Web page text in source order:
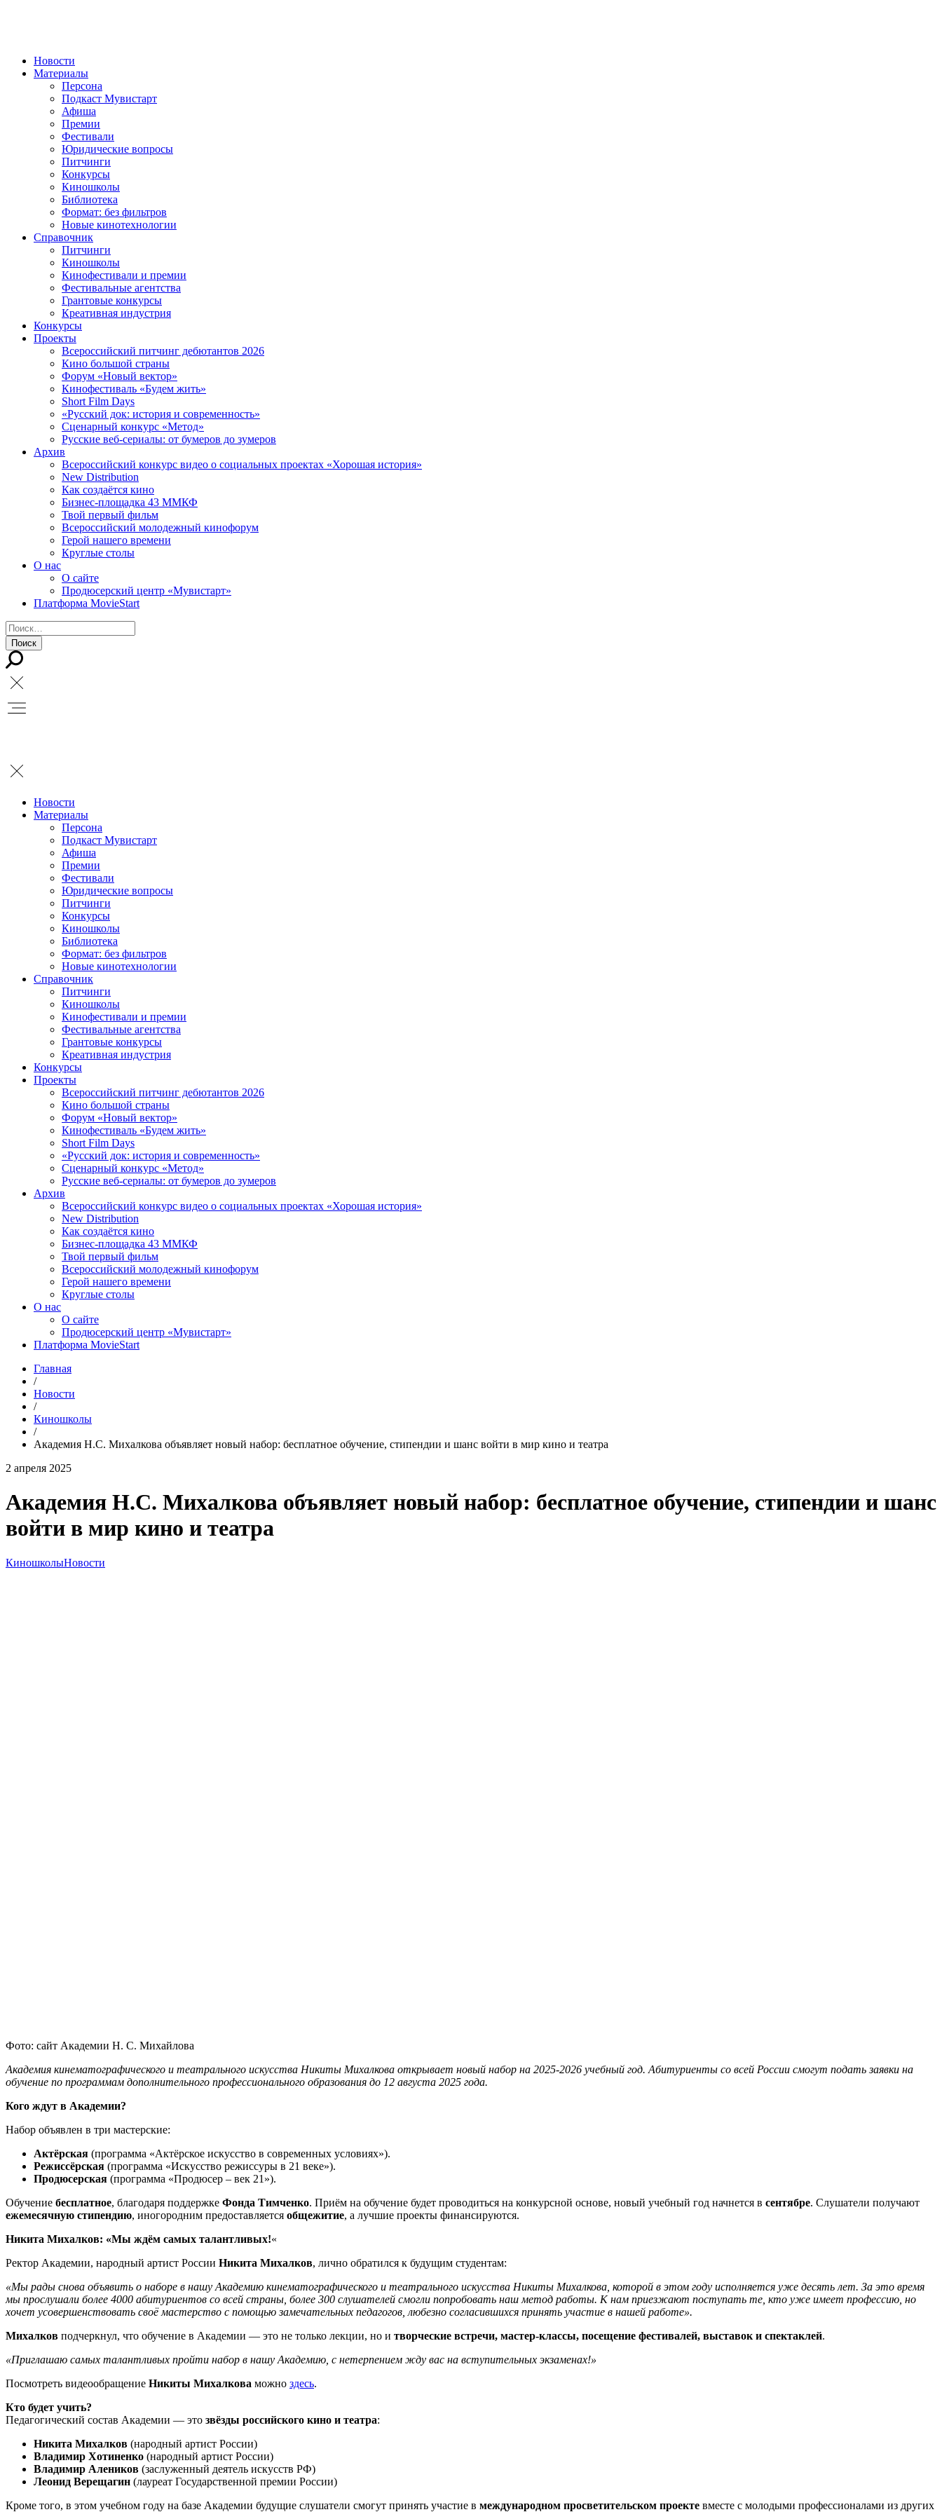
Новости
Материалы
Персона
Подкаст Мувистарт
Афиша
Премии
Фестивали
Юридические вопросы
Питчинги
Конкурсы
Киношколы
Библиотека
Формат: без фильтров
Новые кинотехнологии
Справочник
Питчинги
Киношколы
Кинофестивали и премии
Фестивальные агентства
Грантовые конкурсы
Креативная индустрия
Конкурсы
Проекты
Всероссийский питчинг дебютантов 2026
Кино большой страны
Форум «Новый вектор»
Кинофестиваль «Будем жить»
Short Film Days
«Русский док: история и современность»
Сценарный конкурс «Метод»
Русские веб-сериалы: от бумеров до зумеров
Архив
Всероссийский конкурс видео о социальных проектах «Хорошая история»
New Distribution
Как создаётся кино
Бизнес-площадка 43 ММКФ
Твой первый фильм
Всероссийский молодежный кинофорум
Герой нашего времени
Круглые столы
О нас
О сайте
Продюсерский центр «Мувистарт»
Платформа MovieStart
Новости
Материалы
Персона
Подкаст Мувистарт
Афиша
Премии
Фестивали
Юридические вопросы
Питчинги
Конкурсы
Киношколы
Библиотека
Формат: без фильтров
Новые кинотехнологии
Справочник
Питчинги
Киношколы
Кинофестивали и премии
Фестивальные агентства
Грантовые конкурсы
Креативная индустрия
Конкурсы
Проекты
Всероссийский питчинг дебютантов 2026
Кино большой страны
Форум «Новый вектор»
Кинофестиваль «Будем жить»
Short Film Days
«Русский док: история и современность»
Сценарный конкурс «Метод»
Русские веб-сериалы: от бумеров до зумеров
Архив
Всероссийский конкурс видео о социальных проектах «Хорошая история»
New Distribution
Как создаётся кино
Бизнес-площадка 43 ММКФ
Твой первый фильм
Всероссийский молодежный кинофорум
Герой нашего времени
Круглые столы
О нас
О сайте
Продюсерский центр «Мувистарт»
Платформа MovieStart
Главная
/
Новости
/
Киношколы
/
Академия Н.С. Михалкова объявляет новый набор: бесплатное обучение, стипендии и шанс войти в мир кино и театра
2 апреля 2025
Академия Н.С. Михалкова объявляет новый набор: бесплатное обучение, стипендии и шанс
войти в мир кино и театра
КиношколыНовости
Фото: сайт Академии Н. С. Михайлова
Академия кинематографического и театрального искусства Никиты Михалкова открывает новый набор на 2025-2026 учебный год. Абитуриенты со всей России смогут подать заявки на
обучение по программам дополнительного профессионального образования до 12 августа 2025 года.
Кого ждут в Академии?
Набор объявлен в три мастерские:
Актёрская (программа «Актёрское искусство в современных условиях»).
Режиссёрская (программа «Искусство режиссуры в 21 веке»).
Продюсерская (программа «Продюсер – век 21»).
Обучение бесплатное, благодаря поддержке Фонда Тимченко. Приём на обучение будет проводиться на конкурсной основе, новый учебный год начнется в сентябре. Слушатели получают
ежемесячную стипендию, иногородним предоставляется общежитие, а лучшие проекты финансируются.
Никита Михалков: «Мы ждём самых талантливых!«
Ректор Академии, народный артист России Никита Михалков, лично обратился к будущим студентам:
«Мы рады снова объявить о наборе в нашу Академию кинематографического и театрального искусства Никиты Михалкова, которой в этом году исполняется уже десять лет. За это время
мы прослушали более 4000 абитуриентов со всей страны, более 300 слушателей смогли попробовать наш метод работы. К нам приезжают поступать те, кто уже имеет профессию, но
хочет усовершенствовать своё мастерство с помощью замечательных педагогов, любезно согласившихся принять участие в нашей работе».
Михалков подчеркнул, что обучение в Академии — это не только лекции, но и творческие встречи, мастер-классы, посещение фестивалей, выставок и спектаклей.
«Приглашаю самых талантливых пройти набор в нашу Академию, с нетерпением жду вас на вступительных экзаменах!»
Посмотреть видеообращение Никиты Михалкова можно здесь.
Кто будет учить?
Педагогический состав Академии — это звёзды российского кино и театра:
Никита Михалков (народный артист России)
Владимир Хотиненко (народный артист России)
Владимир Алеников (заслуженный деятель искусств РФ)
Леонид Верещагин (лауреат Государственной премии России)
Кроме того, в этом учебном году на базе Академии будущие слушатели смогут принять участие в международном просветительском проекте вместе с молодыми профессионалами из других